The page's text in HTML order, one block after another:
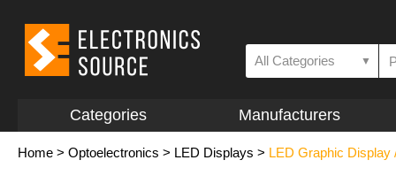
All Categories ▼
Categories Manufacturers
Home > Optoelectronics > LED Displays > LED Graphic Display